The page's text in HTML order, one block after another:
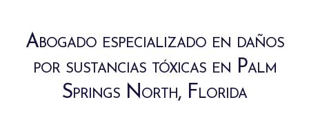
Abogado especializado en daños
por sustancias tóxicas en Palm
Springs North, Florida